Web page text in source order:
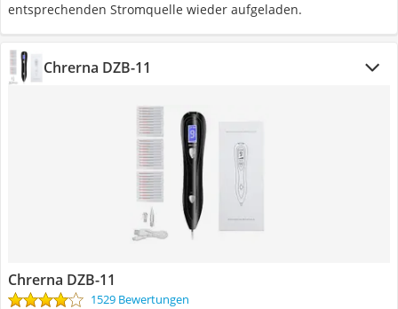
entsprechenden Stromquelle wieder aufgeladen.
Chrerna DZB-11
Chrerna DZB-11
1529 Bewertungen